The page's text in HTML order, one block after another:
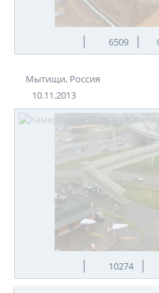
6509
Мытищи, Россия
10.11.2013
10274